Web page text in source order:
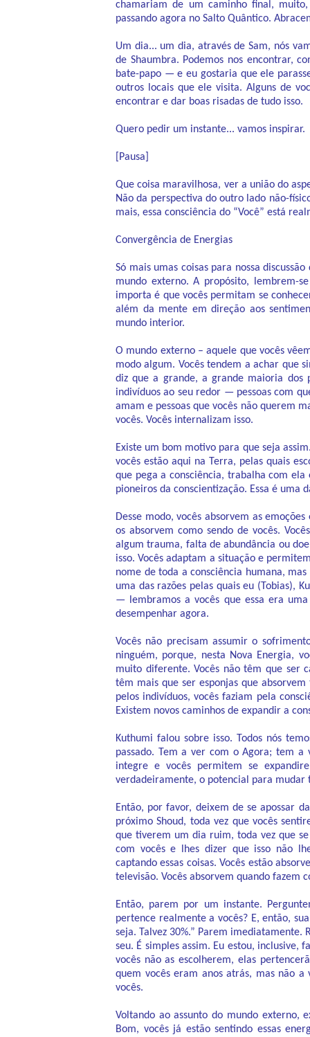
chamariam de um caminho final,
passando agora no Salto Quântico.
Um dia... um dia, através de Sam, nós
de Shaumbra. Podemos nos encontrar,
bate-papo — e eu gostaria que ele
outros locais que ele visita. Alguns de
encontrar e dar boas risadas de tudo isso.
Quero pedir um instante... vamos inspirar.
[Pausa]
Que coisa maravilhosa, ver a união do
Não da perspectiva do outro lado não-
mais, essa consciência do “Você” está
Convergência de Energias
Só mais umas coisas para nossa
mundo externo. A propósito, lembrem-
importa é que vocês permitam se
além da mente em direção aos
mundo interior.
O mundo externo – aquele que vocês
modo algum. Vocês tendem a achar que
diz que a grande, a grande maioria dos
indivíduos ao seu redor — pessoas com
amam e pessoas que vocês não querem
vocês. Vocês internalizam isso.
Existe um bom motivo para que seja
vocês estão aqui na Terra, pelas quais
que pega a consciência, trabalha com ela
pioneiros da conscientização. Essa é uma
Desse modo, vocês absorvem as
os absorvem como sendo de vocês.
algum trauma, falta de abundância ou
isso. Vocês adaptam a situação e
nome de toda a consciência humana,
uma das razões pelas quais eu (Tobias),
— lembramos a vocês que essa era
desempenhar agora.
Vocês não precisam assumir o
ninguém, porque, nesta Nova Energia,
muito diferente. Vocês não têm que ser
têm mais que ser esponjas que absorvem
pelos indivíduos, vocês faziam pela
Existem novos caminhos de expandir a
Kuthumi falou sobre isso. Todos nós
passado. Tem a ver com o Agora; tem
integre e vocês permitem se
verdadeiramente, o potencial para mudar
Então, por favor, deixem de se apossar
próximo Shoud, toda vez que vocês
que tiverem um dia ruim, toda vez que
com vocês e lhes dizer que isso não
captando essas coisas. Vocês estão
televisão. Vocês absorvem quando fazem
Então, parem por um instante.
pertence realmente a vocês? E, então,
seja. Talvez 30%.” Parem imediatamente.
seu. É simples assim. Eu estou, inclusive,
vocês não as escolherem, elas
quem vocês eram anos atrás, mas não a
vocês.
Voltando ao assunto do mundo externo,
Bom, vocês já estão sentindo essas